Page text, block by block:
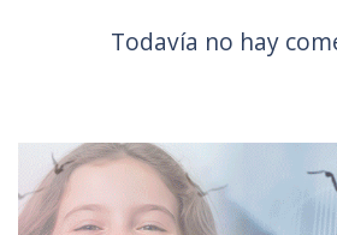
Todavía no hay